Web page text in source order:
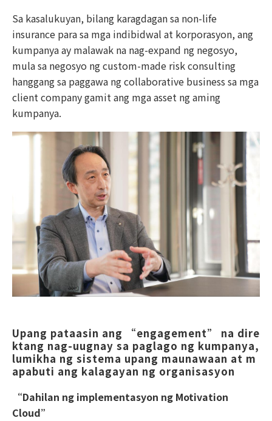
Sa kasalukuyan, bilang karagdagan sa non-life
insurance para sa mga indibidwal at korporasyon, ang
kumpanya ay malawak na nag-expand ng negosyo,
mula sa negosyo ng custom-made risk consulting
hanggang sa paggawa ng collaborative business sa mga
client company gamit ang mga asset ng aming
kumpanya.
Upang pataasin ang “engagement” na dire
ktang nag-uugnay sa paglago ng kumpanya,
lumikha ng sistema upang maunawaan at m
apabuti ang kalagayan ng organisasyon
“Dahilan ng implementasyon ng Motivation
Cloud”